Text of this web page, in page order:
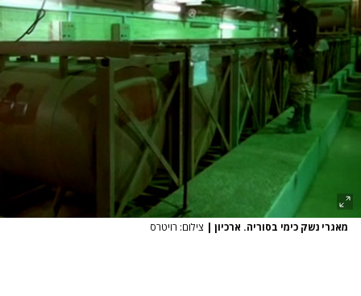
מאגרי נשק כימי בסוריה. ארכיון | צילום: רויטרס